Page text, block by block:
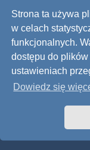
Strona ta używa
w celach
funkcjonalnych.
dostępu do
ustawieniach
Dowiedz się